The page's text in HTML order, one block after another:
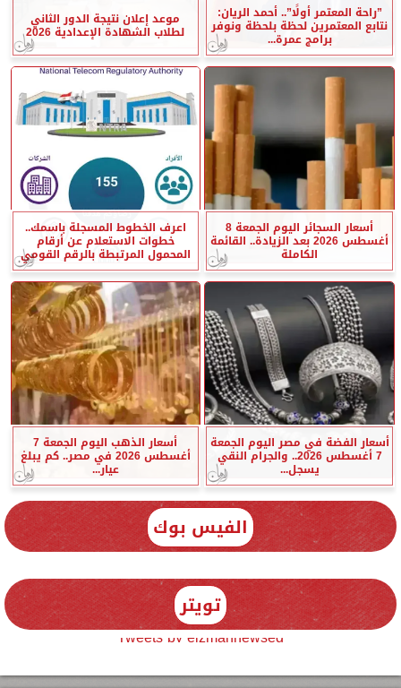
”راحة المعتمر أولًا”.. أحمد الريان:
نتابع المعتمرين لحظة بلحظة ونوفر
برامج عمرة...
موعد إعلان نتيجة الدور الثاني
لطلاب الشهادة الإعدادية 2026
أسعار السجائر اليوم الجمعة 8
أغسطس 2026 بعد الزيادة.. القائمة
الكاملة
اعرف الخطوط المسجلة باسمك..
خطوات الاستعلام عن أرقام
المحمول المرتبطة بالرقم القومي
أسعار الفضة في مصر اليوم الجمعة
7 أغسطس 2026.. والجرام النقي
يسجل...
أسعار الذهب اليوم الجمعة 7
أغسطس 2026 في مصر.. كم يبلغ
عيار...
الفيس بوك
تويتر
Tweets by elzmannewseg